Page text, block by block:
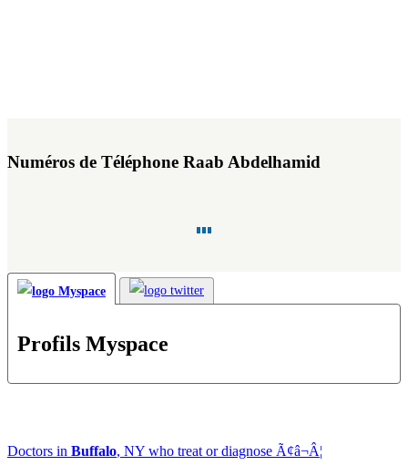
Numéros de Téléphone Raab Abdelhamid
Profils Myspace
Doctors in Buffalo, NY who treat or diagnose Ã¢â¬Â¦